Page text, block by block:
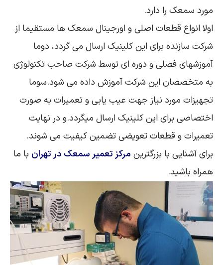
مورد سمعک را دارد.
اولا انواع قطعات اصلی و اورجینال سمعک ها مستقیما از
شرکت سازنده برای این کلینیک ارسال می گردد، دوما
آموزشهای فصلی و دوره ای توسط شرکت صاحب تکنولوژی
به متخصصان این شرکت آموزش داده می شود.سوما
تجهیزات مورد نیاز جهت عیب یابی و تعمیرات به صورت
اختصاصی برای این کلینیک ارسال میگردد.و در نهایت
تعمیرات و قطعات تعویضی تضمین کیفیت می شوند.
برای آشنایی با بزرگترین مرکز تعمیر سمعک در تهران با ما
همراه باشید.